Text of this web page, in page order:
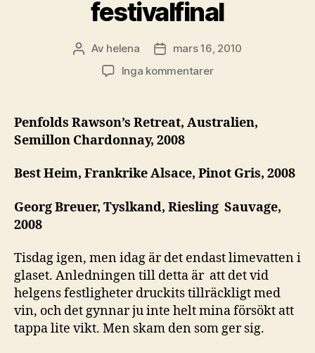
festivalfinal
Inläggsförfattare
Av helena Inläggsdatum
mars 16, 2010
Inga kommentarertill
paus
festivalfinal
Penfolds Rawson’s Retreat, Australien,
Semillon Chardonnay, 2008
Best Heim, Frankrike Alsace, Pinot Gris, 2008
Georg Breuer, Tyslkand, Riesling Sauvage,
2008
Tisdag igen, men idag är det endast limevatten i
glaset. Anledningen till detta är att det vid
helgens festligheter druckits tillräckligt med
vin, och det gynnar ju inte helt mina försökt att
tappa lite vikt. Men skam den som ger sig.